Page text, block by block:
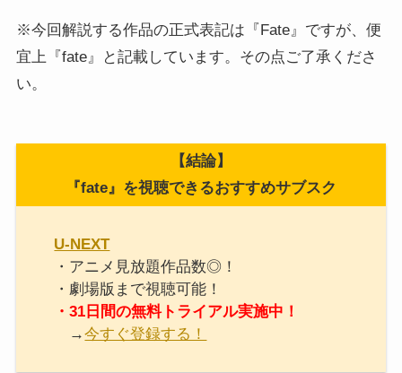
※今回解説する作品の正式表記は『Fate』ですが、便
宜上『fate』と記載しています。その点ご了承くださ
い。
【結論】
『fate』を視聴できるおすすめサブスク
U-NEXT
・アニメ見放題作品数◎！
・劇場版まで視聴可能！
・31日間の無料トライアル実施中！
→今すぐ登録する！